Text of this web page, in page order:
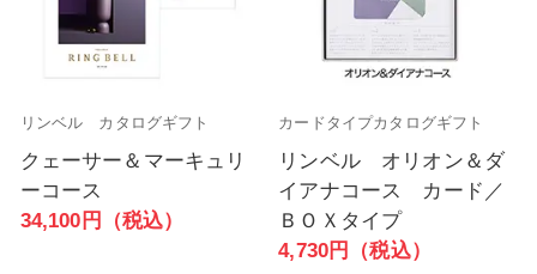
リンベル カタログギフト
クェーサー＆マーキュリ
ーコース
34,100円（税込）
カードタイプカタログギフト
リンベル オリオン＆ダ
イアナコース カード／
ＢＯＸタイプ
4,730円（税込）